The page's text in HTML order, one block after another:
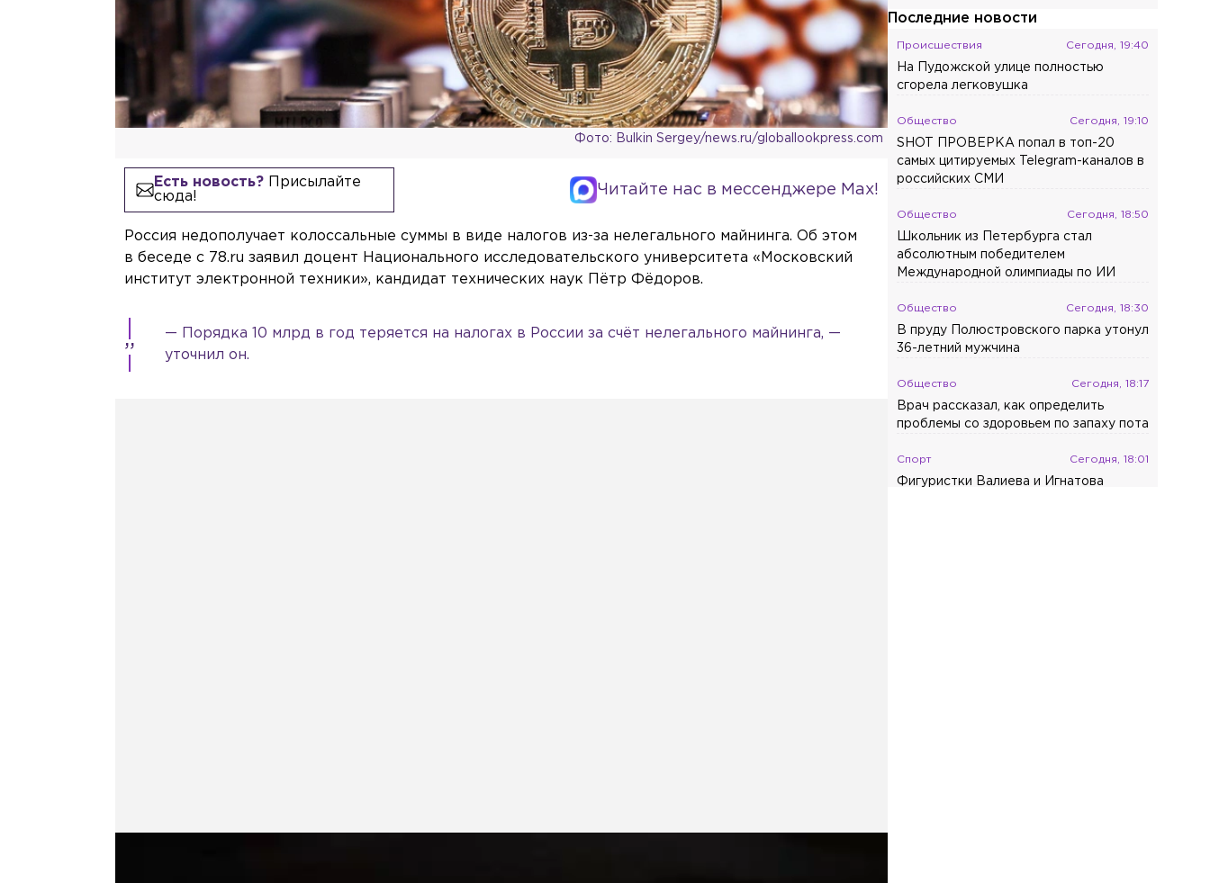
Фото: Bulkin Sergey/news.ru/globallookpress.com
Есть новость?Присылайте
сюда!
Читайте нас в мессенджере Max!
Россия недополучает колоссальные суммы в виде налогов из-за нелегального майнинга. Об этом
в беседе с 78.ru заявил доцент Национального исследовательского университета «Московский
институт электронной техники», кандидат технических наук Пётр Фёдоров.
— Порядка 10 млрд в год теряется на налогах в России за счёт нелегального майнинга, —
уточнил он.
Последние новости
Происшествия Сегодня, 19:40
На Пудожской улице полностью
сгорела легковушка
Общество Сегодня, 19:10
SHOT ПРОВЕРКА попал в топ-20
самых цитируемых Telegram-каналов в
российских СМИ
Общество Сегодня, 18:50
Школьник из Петербурга стал
абсолютным победителем
Международной олимпиады по ИИ
Общество Сегодня, 18:30
В пруду Полюстровского парка утонул
36-летний мужчина
Общество Сегодня, 18:17
Врач рассказал, как определить
проблемы со здоровьем по запаху пота
Спорт Сегодня, 18:01
Фигуристки Валиева и Игнатова